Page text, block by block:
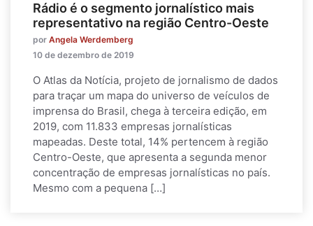
Rádio é o segmento jornalístico mais
representativo na região Centro-Oeste
por Angela Werdemberg
10 de dezembro de 2019
O Atlas da Notícia, projeto de jornalismo de dados
para traçar um mapa do universo de veículos de
imprensa do Brasil, chega à terceira edição, em
2019, com 11.833 empresas jornalísticas
mapeadas. Deste total, 14% pertencem à região
Centro-Oeste, que apresenta a segunda menor
concentração de empresas jornalísticas no país.
Mesmo com a pequena […]